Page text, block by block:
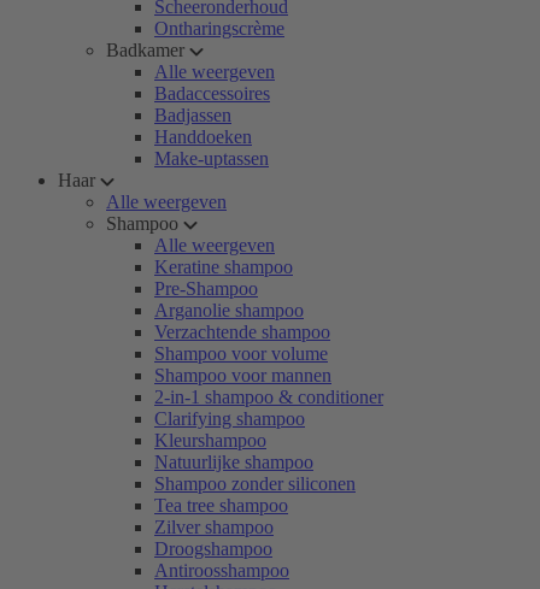
Scheeronderhoud
Ontharingscrème
Badkamer
Alle weergeven
Badaccessoires
Badjassen
Handdoeken
Make-uptassen
Haar
Alle weergeven
Shampoo
Alle weergeven
Keratine shampoo
Pre-Shampoo
Arganolie shampoo
Verzachtende shampoo
Shampoo voor volume
Shampoo voor mannen
2-in-1 shampoo & conditioner
Clarifying shampoo
Kleurshampoo
Natuurlijke shampoo
Shampoo zonder siliconen
Tea tree shampoo
Zilver shampoo
Droogshampoo
Antiroosshampoo